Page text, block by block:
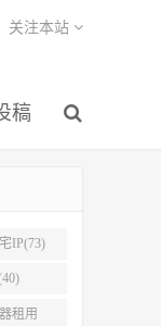
稿
关注本站
IP(73)
租用